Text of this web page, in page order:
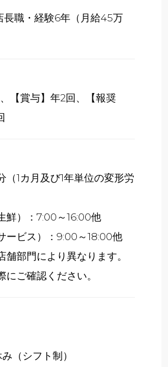
職・経験6年（月給45万
、【賞与】年2回、【報奨
（1カ月及び1年単位の変形労
鮮）：7:00～16:00他
ービス）：9:00～18:00他
部門により異なります。
にご確認ください。
（シフト制）